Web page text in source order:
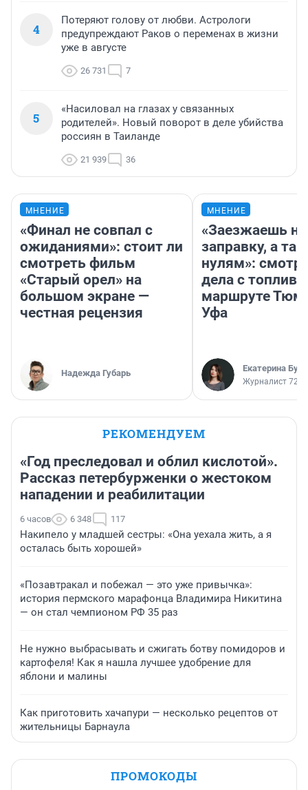
4
Потеряют голову от любви. Астрологи
предупреждают Раков о переменах в жизни
уже в августе
26 731 7
5
«Насиловал на глазах у связанных
родителей». Новый поворот в деле убийства
россиян в Таиланде
21 939 36
МНЕНИЕ
«Финал не совпал с
ожиданиями»: стоит ли
смотреть фильм
«Старый орел» на
большом экране —
честная рецензия
Надежда Губарь
МНЕНИЕ
«Заезжаешь на
заправку, а
нулям»:
дела с
маршруте
Уфа
Екатерина
Журналист
РЕКОМЕНДУЕМ
«Год преследовал и облил кислотой».
Рассказ петербурженки о жестоком
нападении и реабилитации
6 часов 6 348 117
Накипело у младшей сестры: «Она уехала жить, а я
осталась быть хорошей»
«Позавтракал и побежал — это уже привычка»:
история пермского марафонца Владимира Никитина
— он стал чемпионом РФ 35 раз
Не нужно выбрасывать и сжигать ботву помидоров и
картофеля! Как я нашла лучшее удобрение для
яблони и малины
Как приготовить хачапури — несколько рецептов от
жительницы Барнаула
ПРОМОКОДЫ